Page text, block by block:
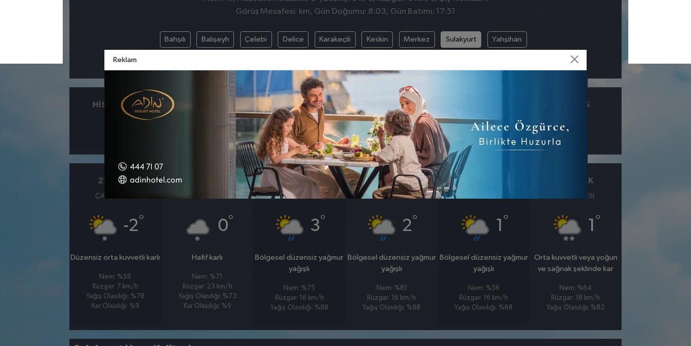
Görüş Mesafesi: km, Gün Doğumu: 8:03, Gün Batımı: 17:51
Bahşılı Balışeyh Çelebi Delice Karakeçili Keskin Merkez Sulakyurt Yahşihan
HISSEDILEN BASINÇ
0hpa
RÜZGAR
0km/s
GÖRÜŞ
km
21 OCAK
ÇARŞAMBA
-2°
Düzensiz orta kuvvetli karlı
Nem: %59
Rüzgar: 7 km/h
Yağış Olasılığı: %78
Kar Olasılığı: %9
0°
Hafif karlı
Nem: %71
Rüzgar: 23 km/h
Yağış Olasılığı: %73
Kar Olasılığı: %9
23 OCAK
CUMA
3°
Bölgesel düzensiz yağmur
yağışlı
Nem: %75
Rüzgar: 16 km/h
Yağış Olasılığı: %88
24 OCAK
CUMARTESI
2°
Bölgesel düzensiz yağmur
yağışlı
Nem: %81
Rüzgar: 16 km/h
Yağış Olasılığı: %88
1 °
Bölgesel düzensiz yağmur
yağışlı
Nem: %56
Rüzgar: 16 km/h
Yağış Olasılığı: %68
26 OCAK
PAZARTESI
1 °
Orta kuvvetli veya yoğun
ve sağnak şeklinde kar
Nem: %64
Rüzgar: 18 km/h
Yağış Olasılığı: %82
Reklam